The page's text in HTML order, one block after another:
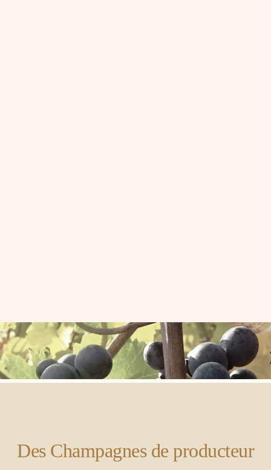
Des Champagnes de producteur